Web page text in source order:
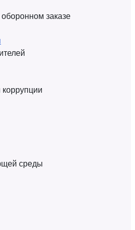
заказе
среды